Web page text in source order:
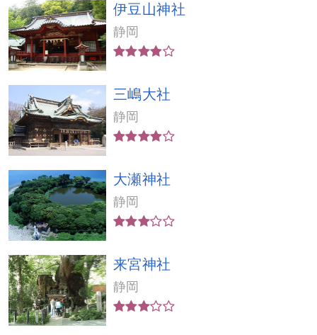
伊豆山神社
静岡
三嶋大社
静岡
大瀬神社
静岡
来宮神社
静岡